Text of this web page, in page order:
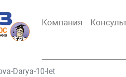
Компания
Darya-10-let